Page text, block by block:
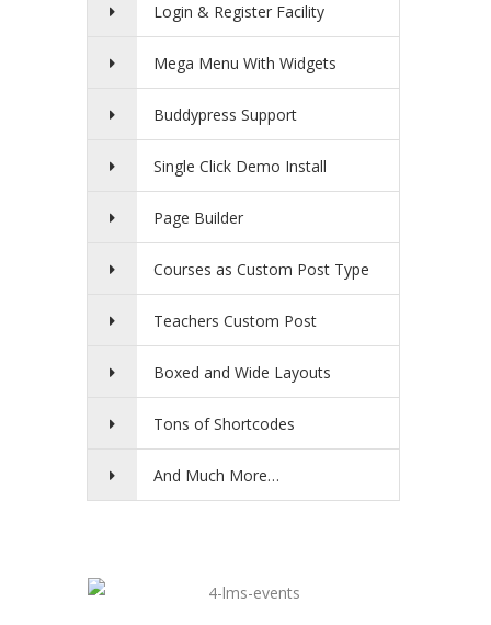
Login & Register Facility
Mega Menu With Widgets
Buddypress Support
Single Click Demo Install
Page Builder
Courses as Custom Post Type
Teachers Custom Post
Boxed and Wide Layouts
Tons of Shortcodes
And Much More…